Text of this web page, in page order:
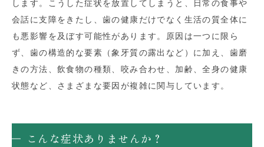
します。こうした症状を放置してしまうと、日常の食事や
会話に支障をきたし、歯の健康だけでなく生活の質全体に
も悪影響を及ぼす可能性があります。原因は一つに限ら
ず、歯の構造的な要素（象牙質の露出など）に加え、歯磨
きの方法、飲食物の種類、咬み合わせ、加齢、全身の健康
状態など、さまざまな要因が複雑に関与しています。
こんな症状ありませんか？